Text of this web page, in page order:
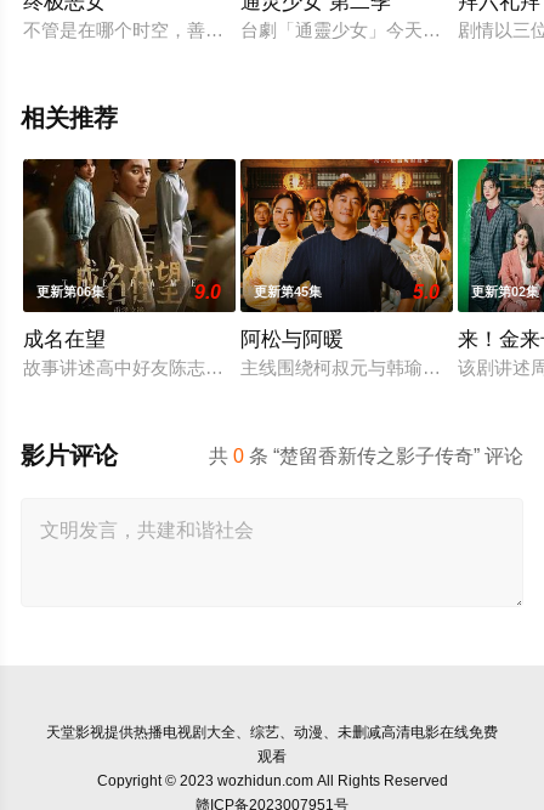
不管是在哪个时空，善与恶的战争，永远都不会结束，有光的
台劇「通靈少女」今天宣布將續拍第
剧情以三
相关推荐
更新第06集 9.0
成名在望
故事讲述高中好友陈志伟（李国毅 饰）、罗冠豪（姚淳耀 饰）
更新第45集 5.0
阿松与阿暖
主线围绕柯叔元与韩瑜饰演的"离婚
更新第02集
来！金
该剧讲述
共0 条 “楚留香新传之影子传奇” 评论
影片评论
天堂影视提供热播电视剧大全、综艺、动漫、未删减高清电影在线免费
观看
Copyright © 2023 wozhidun.com All Rights Reserved
赣ICP备2023007951号